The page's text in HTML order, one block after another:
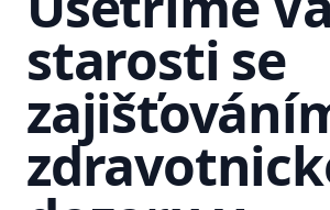
starosti se